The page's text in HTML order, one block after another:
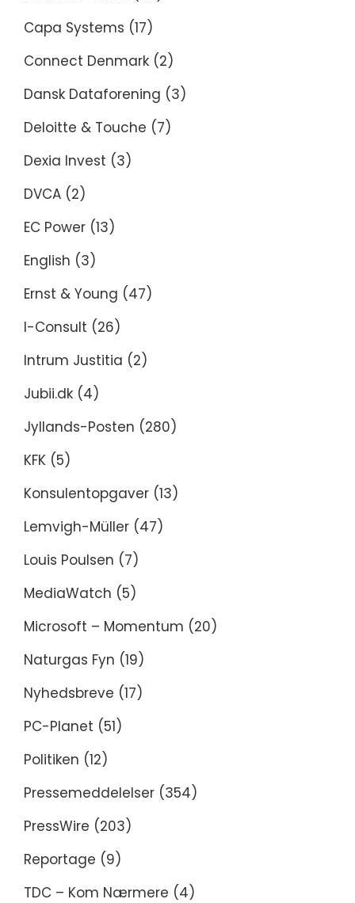
Capa Systems (17)
Connect Denmark (2)
Dansk Dataforening (3)
Deloitte & Touche (7)
Dexia Invest (3)
DVCA (2)
EC Power (13)
English (3)
Ernst & Young (47)
I-Consult (26)
Intrum Justitia (2)
Jubii.dk (4)
Jyllands-Posten (280)
KFK (5)
Konsulentopgaver (13)
Lemvigh-Müller (47)
Louis Poulsen (7)
MediaWatch (5)
Microsoft – Momentum (20)
Naturgas Fyn (19)
Nyhedsbreve (17)
PC-Planet (51)
Politiken (12)
Pressemeddelelser (354)
PressWire (203)
Reportage (9)
TDC – Kom Nærmere (4)